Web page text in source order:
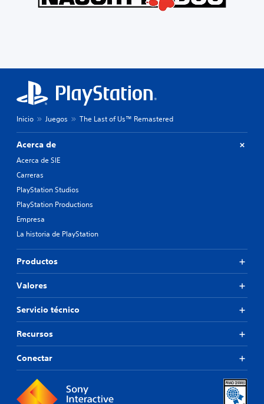
Inicio Juegos The Last of Us™ Remastered
Acerca de
Acerca de SIE
Carreras
PlayStation Studios
PlayStation Productions
Empresa
La historia de PlayStation
Productos
Valores
Servicio técnico
Recursos
Conectar